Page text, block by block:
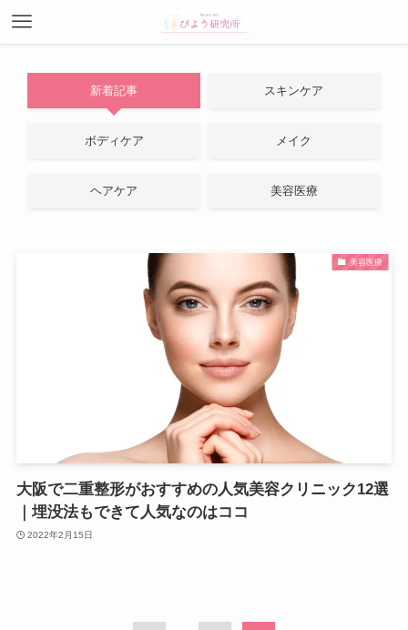
新着記事 スキンケア
ボディケア メイク
ヘアケア 美容医療
美容医療
大阪で二重整形がおすすめの人気美容クリニック12選
｜埋没法もできて人気なのはココ
2022年2月15日